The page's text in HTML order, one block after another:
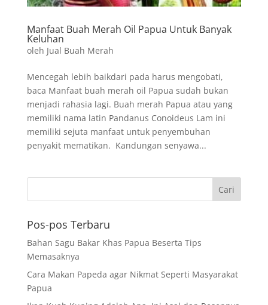
Manfaat Buah Merah Oil Papua Untuk Banyak
Keluhan
oleh Jual Buah Merah
Mencegah lebih baikdari pada harus mengobati,
baca Manfaat buah merah oil Papua sudah bukan
menjadi rahasia lagi. Buah merah Papua atau yang
memiliki nama latin Pandanus Conoideus Lam ini
memiliki sejuta manfaat untuk penyembuhan
penyakit mematikan. Kandungan senyawa...
Pos-pos Terbaru
Bahan Sagu Bakar Khas Papua Beserta Tips
Memasaknya
Cara Makan Papeda agar Nikmat Seperti Masyarakat
Papua